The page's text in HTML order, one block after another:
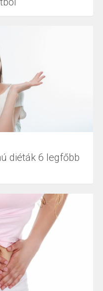
diéták 6 legfőbb